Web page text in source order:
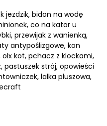
jezdzik, bidon na wodę
co na katar u
przewijak z wanienką,
antypoślizgowe, kon
olx kot, pchacz z klockami,
pastuszek strój, opowieści
lalka pluszowa,